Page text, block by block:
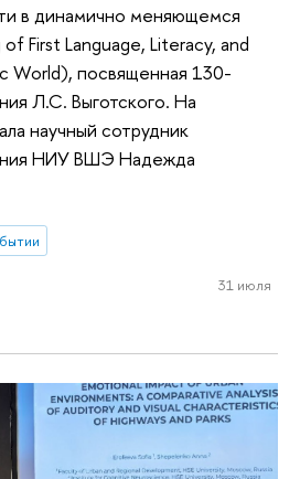
в динамично меняющемся
First Language, Literacy, and
World), посвященная 130-
Л.С. Выготского. На
научный сотрудник
НИУ ВШЭ Надежда
31 июля